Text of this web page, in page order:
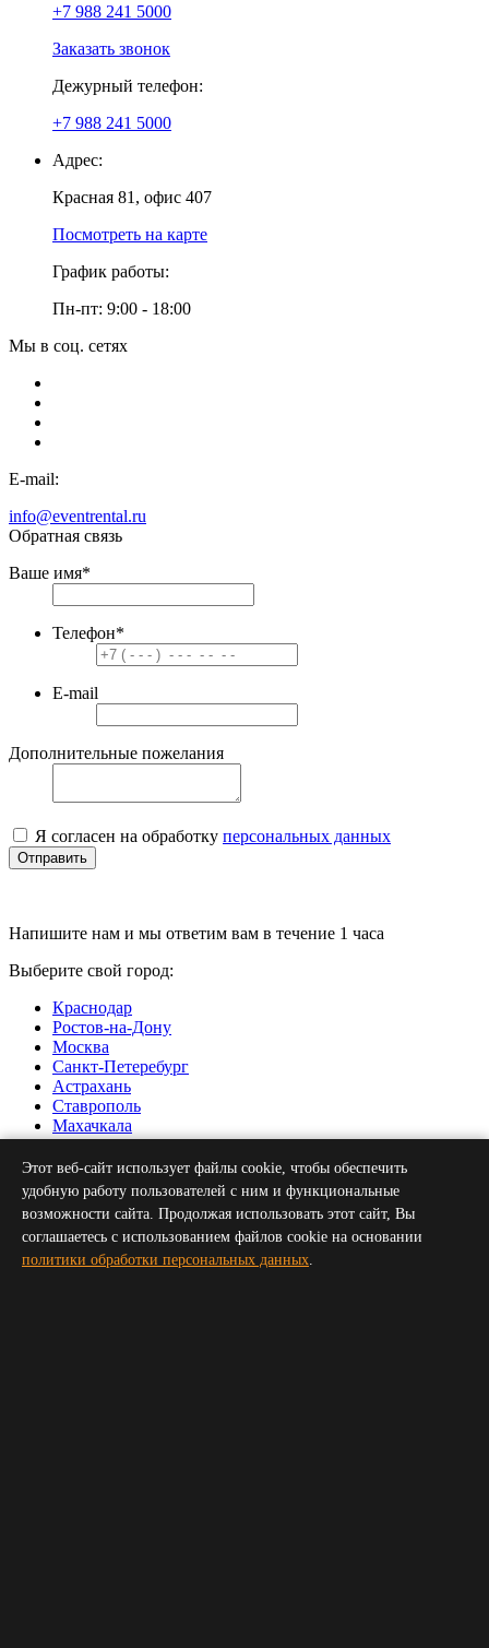
+7 988 241 5000
Заказать звонок
Дежурный телефон:
+7 988 241 5000
Адрес:
Красная 81, офис 407
Посмотреть на карте
График работы:
Пн-пт: 9:00 - 18:00
Мы в соц. сетях
E-mail:
info@eventrental.ru
Обратная связь
Ваше имя*
Телефон*
E-mail
Дополнительные пожелания
Я согласен на обработку персональных данных
Отправить
Напишите нам и мы ответим вам в течение 1 часа
Выберите свой город:
Краснодар
Ростов-на-Дону
Москва
Санкт-Петеребург
Астрахань
Ставрополь
Махачкала
Нальчик
Грозный
Севастополь
Симферополь
Волгоград
Пятигорск
Сочи
Этот веб-сайт использует файлы cookie, чтобы обеспечить
удобную работу пользователей с ним и функциональные
возможности сайта. Продолжая использовать этот сайт, Вы
соглашаетесь с использованием файлов cookie на основании
политики обработки персональных данных.